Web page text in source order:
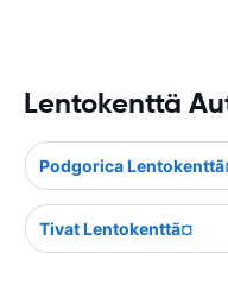
Lentokenttä
Podgorica
Tivat Lentokenttã¤